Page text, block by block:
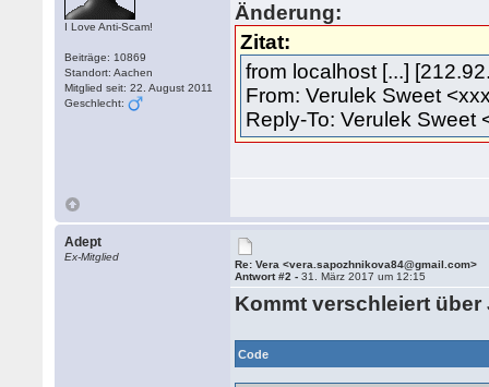
I Love Anti-Scam!
Beiträge: 10869
Standort: Aachen
Mitglied seit: 22. August 2011
Geschlecht:
Änderung:
Zitat:
from localhost [...]
From: Verulek Sweet
Reply-To: Verulek Sweet
Adept
Ex-Mitglied
Re: Vera <vera.sapozhnikova84@gmail.com>
Antwort #2 -31. März 2017 um 12:15
Kommt verschleiert
Code